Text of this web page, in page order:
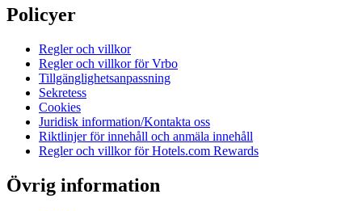
Policyer
Regler och villkor
Regler och villkor för Vrbo
Tillgänglighetsanpassning
Sekretess
Cookies
Juridisk information/Kontakta oss
Riktlinjer för innehåll och anmäla innehåll
Regler och villkor för Hotels.com Rewards
Övrig information